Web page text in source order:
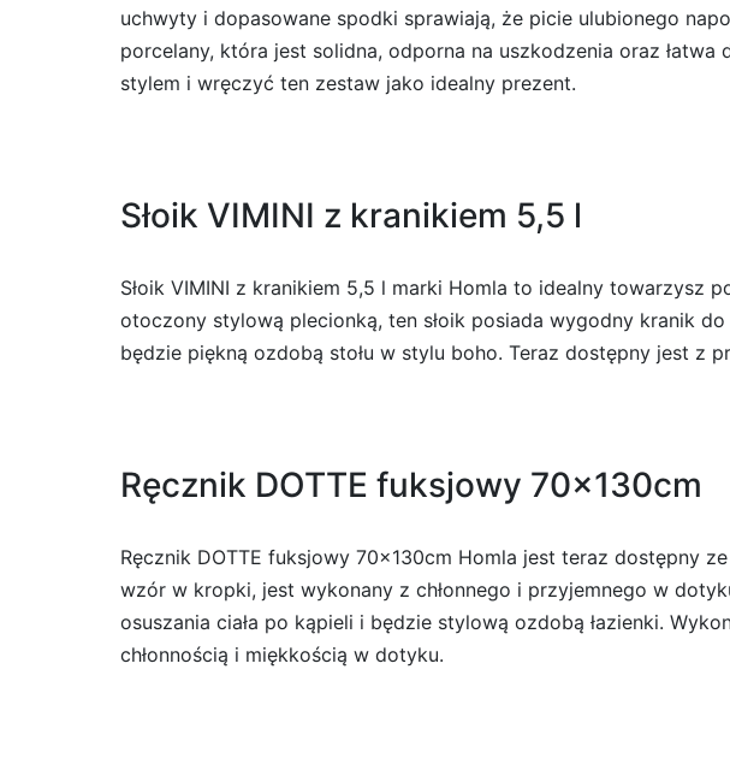
uchwyty i dopasowane spodki sprawiają, że picie ulubionego
porcelany, która jest solidna, odporna na uszkodzenia oraz
stylem i wręczyć ten zestaw jako idealny prezent.
Słoik VIMINI z kranikiem 5,5 l
Słoik VIMINI z kranikiem 5,5 l marki Homla to idealny towarzysz
otoczony stylową plecionką, ten słoik posiada wygodny kranik
będzie piękną ozdobą stołu w stylu boho. Teraz dostępny jest z
Ręcznik DOTTE fuksjowy 70x130cm
Ręcznik DOTTE fuksjowy 70x130cm Homla jest teraz dostępny
wzór w kropki, jest wykonany z chłonnego i przyjemnego w
osuszania ciała po kąpieli i będzie stylową ozdobą łazienki.
chłonnością i miękkością w dotyku.